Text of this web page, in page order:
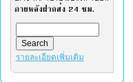
รายละเอียดเพิ่มเติม